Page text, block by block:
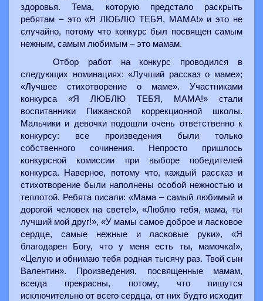
здоровья. Тема, которую предстало раскрыть
ребятам – это «Я ЛЮБЛЮ ТЕБЯ, МАМА!» и это не
случайно, потому что конкурс был посвящен самым
нежным, самым любимым – это мамам.
Отбор работ на конкурс проводился в
следующих номинациях: «Лучший рассказ о маме»;
«Лучшее стихотворение о маме». Участниками
конкурса «Я ЛЮБЛЮ ТЕБЯ, МАМА!» стали
воспитанники Пижанской коррекционной школы.
Мальчики и девочки подошли очень ответственно к
конкурсу: все произведения были только
собственного сочинения. Непросто пришлось
конкурсной комиссии при выборе победителей
конкурса. Наверное, потому что, каждый рассказ и
стихотворение были наполнены особой нежностью и
теплотой. Ребята писали: «Мама – самый любимый и
дорогой человек на свете!», «Люблю тебя, мама, ты
лучший мой друг!», «У мамы самое доброе и ласковое
сердце, самые нежные и ласковые руки», «Я
благодарен Богу, что у меня есть ты, мамочка!»,
«Целую и обнимаю тебя родная тысячу раз. Твой сын
Валентин». Произведения, посвященные мамам,
всегда прекрасны, потому, что пишутся
исключительно от всего сердца, от них будто исходит